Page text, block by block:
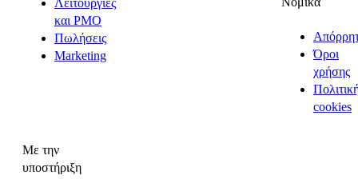
και PMO
Πωλήσεις
Marketing
Όροι
χρήσης
cookies
Με την
υποστήριξη